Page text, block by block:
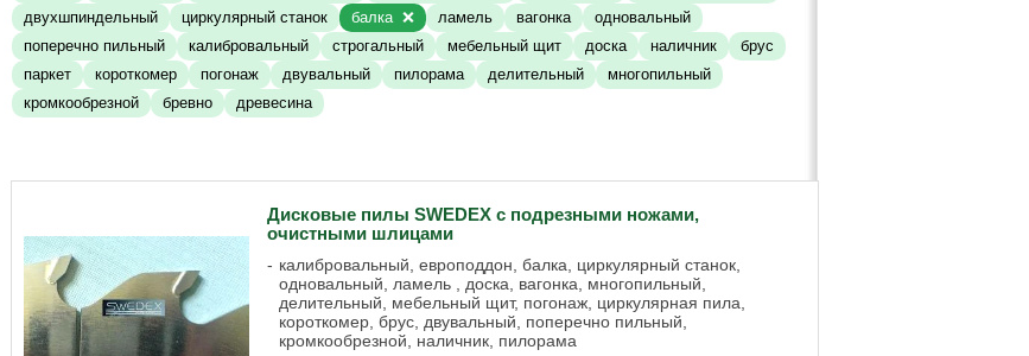
двухшпиндельный
циркулярный станок балка ламель вагонка
одновальный
поперечно пильный
калибровальный строгальный мебельный щит доска наличник
брус
паркет
короткомер погонаж двувальный пилорама делительный
многопильный
кромкообрезной
бревно древесина
Дисковые пилы SWEDEX с подрезными ножами,
очистными шлицами
калибровальный, европоддон, балка, циркулярный станок,
одновальный, ламель , доска, вагонка, многопильный,
делительный, мебельный щит, погонаж, циркулярная пила,
короткомер, брус, двувальный, поперечно пильный,
кромкообрезной, наличник, пилорама